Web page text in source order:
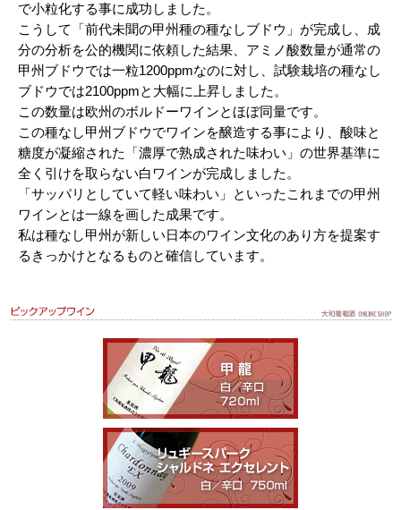
で小粒化する事に成功しました。
こうして「前代未聞の甲州種の種なしブドウ」が完成し、成
分の分析を公的機関に依頼した結果、アミノ酸数量が通常の
甲州ブドウでは一粒1200ppmなのに対し、試験栽培の種なし
ブドウでは2100ppmと大幅に上昇しました。
この数量は欧州のボルドーワインとほぼ同量です。
この種なし甲州ブドウでワインを醸造する事により、酸味と
糖度が凝縮された「濃厚で熟成された味わい」の世界基準に
全く引けを取らない白ワインが完成しました。
「サッパリとしていて軽い味わい」といったこれまでの甲州
ワインとは一線を画した成果です。
私は種なし甲州が新しい日本のワイン文化のあり方を提案す
るきっかけとなるものと確信しています。